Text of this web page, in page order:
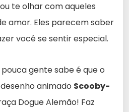
te olhar com aqueles
amor. Eles parecem saber
você se sentir especial.
gente sabe é que o
animado Scooby-
Dogue Alemão! Faz